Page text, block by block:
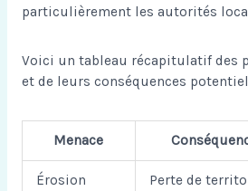
particulièrement les autorités
Voici un tableau récapitulatif des
et de leurs conséquences
Menace
Érosion
Perte de